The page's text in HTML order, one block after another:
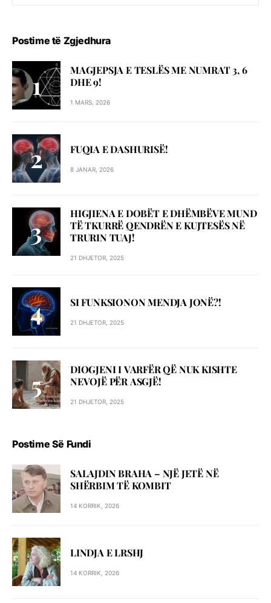
Postime të Zgjedhura
MAGJEPSJA E TESLËS ME NUMRAT 3, 6
DHE 9!
1 MARS, 2026
FUQIA E DASHURISË!
8 JANAR, 2026
HIGJIENA E DOBËT E DHËMBËVE MUND
TË TKURRË QENDRËN E KUJTESËS NË
TRURIN TUAJ!
21 DHJETOR, 2025
SI FUNKSIONON MENDJA JONË?!
21 DHJETOR, 2025
DIOGJENI I VARFËR QË NUK KISHTE
NEVOJË PËR ASGJË!
21 DHJETOR, 2025
Postime Së Fundi
SALAJDIN BRAHA – NJЁ JETЁ NЁ
SHЁRBIM TЁ KOMBIT
14 KORRIK, 2026
LINDJA E LRSHJ
14 KORRIK, 2026